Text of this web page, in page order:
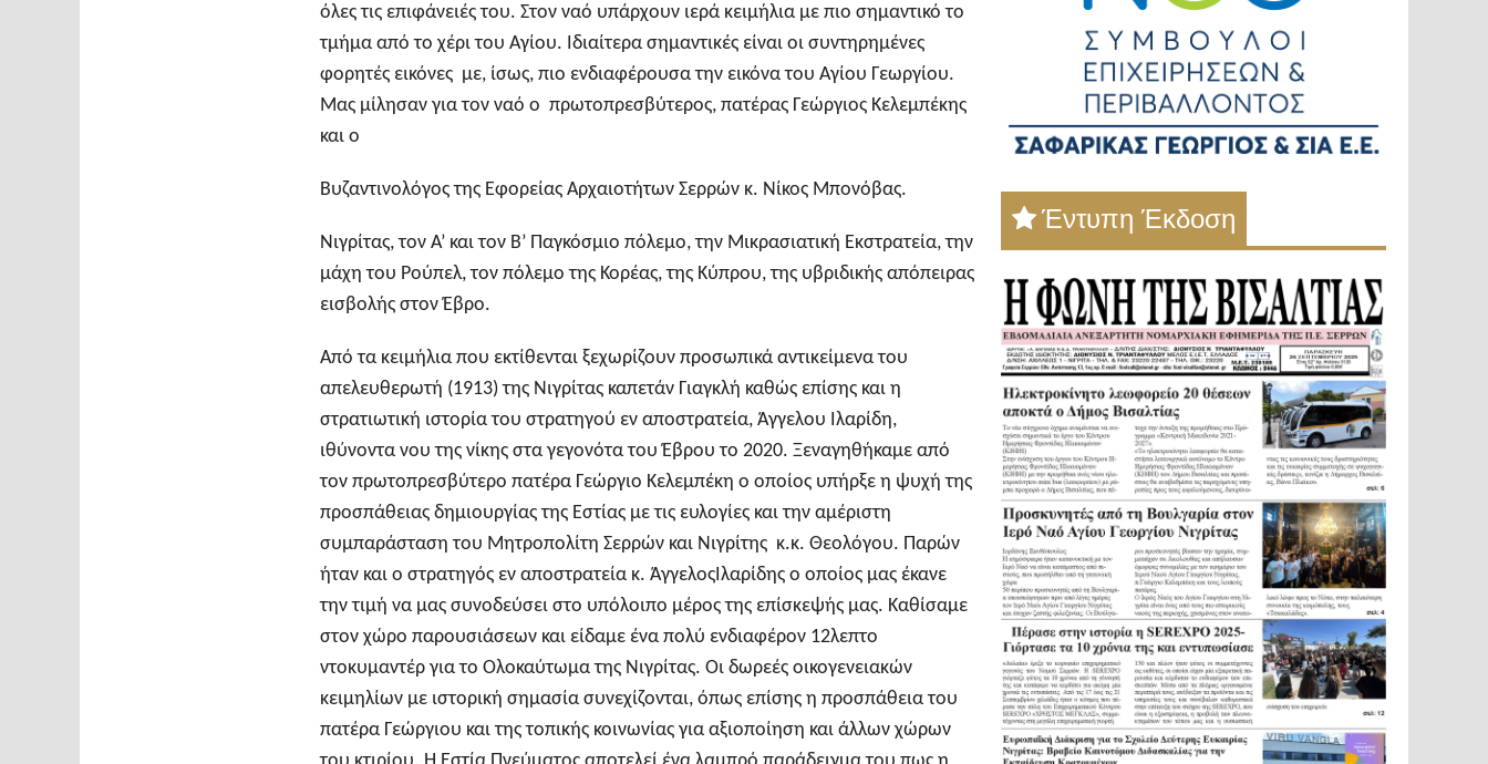
όλες τις επιφάνειές του. Στον ναό υπάρχουν ιερά κειμήλια με πιο σημαντικό το
τμήμα από το χέρι του Αγίου. Ιδιαίτερα σημαντικές είναι οι συντηρημένες
φορητές εικόνες με, ίσως, πιο ενδιαφέρουσα την εικόνα του Αγίου Γεωργίου.
Μας μίλησαν για τον ναό ο πρωτοπρεσβύτερος, πατέρας Γεώργιος Κελεμπέκης
και ο
Βυζαντινολόγος της Εφορείας Αρχαιοτήτων Σερρών κ. Νίκος Μπονόβας.
Νιγρίτας, τον Α’ και τον Β’ Παγκόσμιο πόλεμο, την Μικρασιατική Εκστρατεία, την
μάχη του Ρούπελ, τον πόλεμο της Κορέας, της Κύπρου, της υβριδικής απόπειρας
εισβολής στον Έβρο.
Από τα κειμήλια που εκτίθενται ξεχωρίζουν προσωπικά αντικείμενα του
απελευθερωτή (1913) της Νιγρίτας καπετάν Γιαγκλή καθώς επίσης και η
στρατιωτική ιστορία του στρατηγού εν αποστρατεία, Άγγελου Ιλαρίδη,
ιθύνοντα νου της νίκης στα γεγονότα του Έβρου το 2020. Ξεναγηθήκαμε από
τον πρωτοπρεσβύτερο πατέρα Γεώργιο Κελεμπέκη ο οποίος υπήρξε η ψυχή της
προσπάθειας δημιουργίας της Εστίας με τις ευλογίες και την αμέριστη
συμπαράσταση του Μητροπολίτη Σερρών και Νιγρίτης κ.κ. Θεολόγου. Παρών
ήταν και ο στρατηγός εν αποστρατεία κ. ΆγγελοςΙλαρίδης ο οποίος μας έκανε
την τιμή να μας συνοδεύσει στο υπόλοιπο μέρος της επίσκεψής μας. Καθίσαμε
στον χώρο παρουσιάσεων και είδαμε ένα πολύ ενδιαφέρον 12λεπτο
ντοκυμαντέρ για το Ολοκαύτωμα της Νιγρίτας. Οι δωρεές οικογενειακών
κειμηλίων με ιστορική σημασία συνεχίζονται, όπως επίσης η προσπάθεια του
πατέρα Γεώργιου και της τοπικής κοινωνίας για αξιοποίηση και άλλων χώρων
Έντυπη Έκδοση